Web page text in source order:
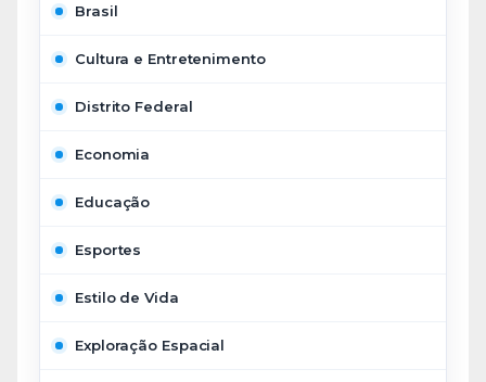
Brasil
Cultura e Entretenimento
Distrito Federal
Economia
Educação
Esportes
Estilo de Vida
Exploração Espacial